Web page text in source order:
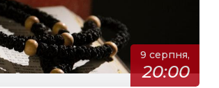
9 серпня,
20:00